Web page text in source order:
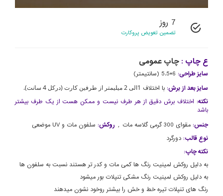
7 روز
تضمین تعویض پروکارت
ع چاپ : چاپ عمومی
سایز طراحی: 6*5.5 (سانتیمتر)
سایز بعد از برش: با اختلاف 1الی 2 میلیمتر از طرفین کارت (درکل 4 سانت).
نکته: اختلاف برش دقیق از هر طرف نیست و ممکن هست از یک طرف بیشتر
باشد
جنس: مقوای 300 گرمی گلاسه مات روکش: سلفون مات و UV موضعی
نوع قالب: دورگرد
نکته چاپ:
به دلیل روکش لمینیت رنگ ها کمی مات و کدر تر هستند نسبت به سلفون ها
به دلیل روکش لمینیت رنگ مشکی تنپلات بور میشود
رنگ های تنپلات تیره خط و خش را بیشتر روخود نشون میدهند